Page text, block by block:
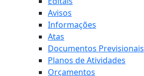
Avisos
Informações
Atas
Documentos Previsionais
Planos de Atividades
Orçamentos